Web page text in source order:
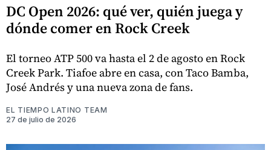
DC Open 2026: qué ver, quién juega y
dónde comer en Rock Creek
El torneo ATP 500 va hasta el 2 de agosto en Rock
Creek Park. Tiafoe abre en casa, con Taco Bamba,
José Andrés y una nueva zona de fans.
EL TIEMPO LATINO TEAM
27 de julio de 2026